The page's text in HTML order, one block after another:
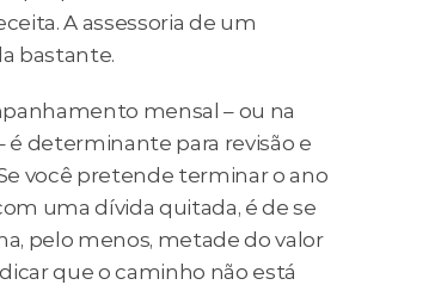
A assessoria de um
bastante.
mensal – ou na
é determinante para revisão e
você pretende terminar o ano
uma dívida quitada, é de se
pelo menos, metade do valor
que o caminho não está